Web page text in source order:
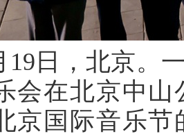
19 日，北京。
会在北京中
京国际音乐